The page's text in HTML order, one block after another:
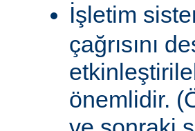
İşletim
çağrısını
önemlidir.